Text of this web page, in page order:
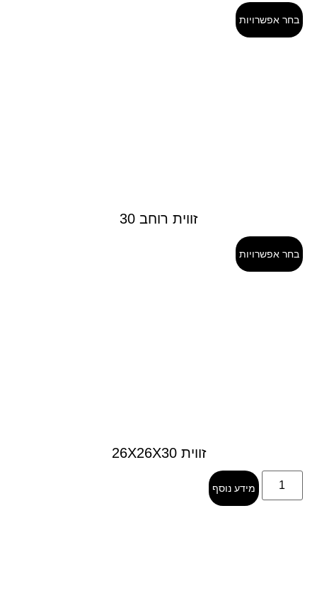
בחר אפשרויות
זווית רוחב 30
בחר אפשרויות
זווית 26X26X30
מידע נוסף